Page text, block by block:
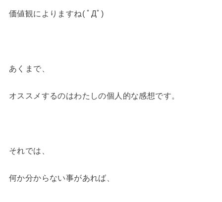
価値観によりますね( ﾟДﾟ)
あくまで、
オススメするのはわたしの個人的な感想です。
それでは、
何か分からない事があれば、